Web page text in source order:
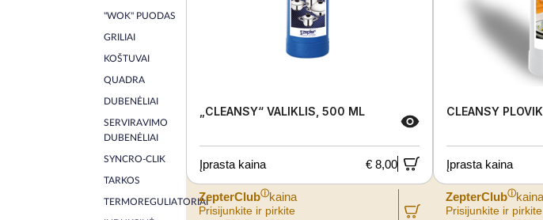
"WOK" PUODAS
GRILIAI
KOŠTUVAI
QUADRA
DUBENĖLIAI
SERVIRAVIMO
DUBENĖLIAI
SYNCRO-CLIK
TARKOS
TERMOREGULIATORIAI
„CLEANSY“ VALIKLIS, 500 ML
Įprasta kaina € 8,00
ZepterClubⓘkaina
Prisijunkite ir pirkite
CLEANSY
Įprasta kaina
ZepterClubⓘkaina
Prisijunkite ir pirkite